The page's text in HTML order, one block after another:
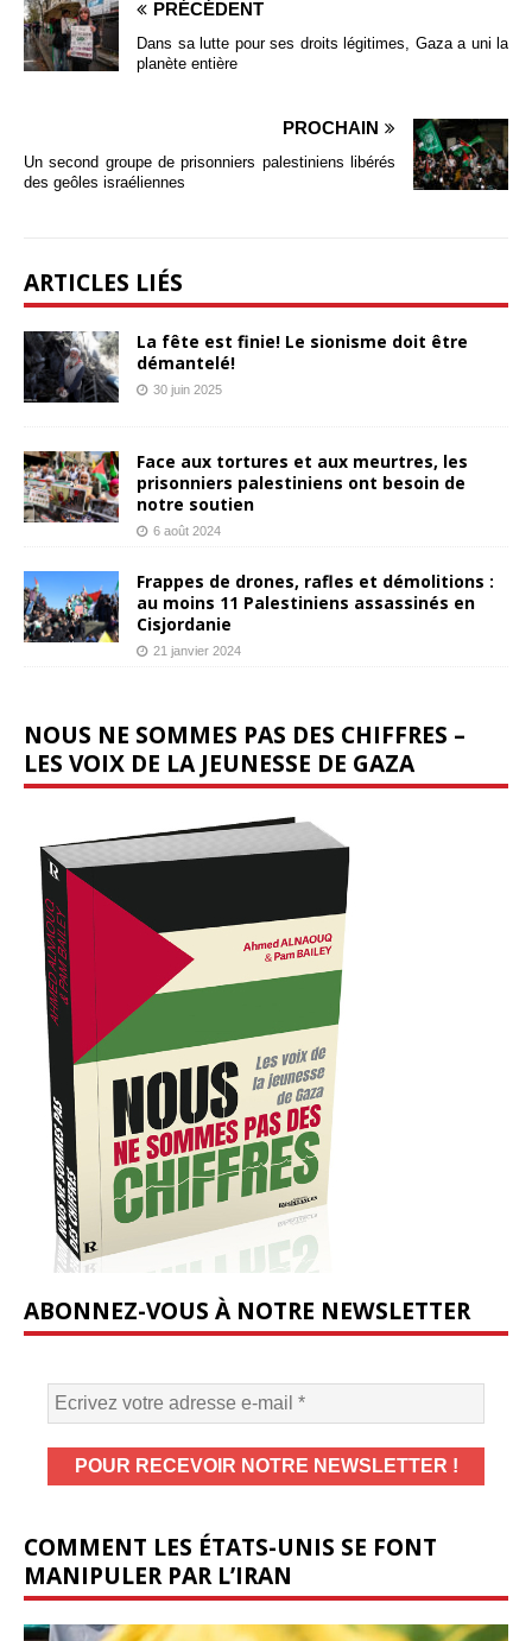
PRÉCÉDENT
Dans sa lutte pour ses droits légitimes, Gaza a uni la
planète entière
PROCHAIN
Un second groupe de prisonniers palestiniens libérés
des geôles israéliennes
ARTICLES LIÉS
La fête est finie! Le sionisme doit être
démantelé!
30 juin 2025
Face aux tortures et aux meurtres, les
prisonniers palestiniens ont besoin de
notre soutien
6 août 2024
Frappes de drones, rafles et démolitions :
au moins 11 Palestiniens assassinés en
Cisjordanie
21 janvier 2024
NOUS NE SOMMES PAS DES CHIFFRES –
LES VOIX DE LA JEUNESSE DE GAZA
ABONNEZ-VOUS À NOTRE NEWSLETTER
COMMENT LES ÉTATS-UNIS SE FONT
MANIPULER PAR L’IRAN